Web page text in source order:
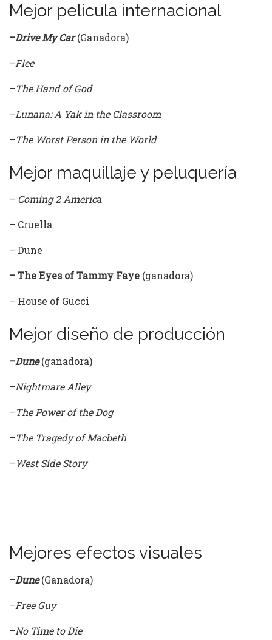
Mejor película internacional
–Drive My Car(Ganadora)
–Flee
–The Hand of God
–Lunana: A Yak in the Classroom
–The Worst Person in the World
Mejor maquillaje y peluquería
– Coming 2 America
– Cruella
– Dune
– The Eyes of Tammy Faye (ganadora)
– House of Gucci
Mejor diseño de producción
–Dune(ganadora)
–Nightmare Alley
–The Power of the Dog
–The Tragedy of Macbeth
–West Side Story
Mejores efectos visuales
–Dune(Ganadora)
–Free Guy
–No Time to Die